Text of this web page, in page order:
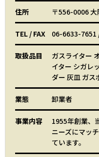
住所 〒556-0006
TEL / FAX 06-6633-7651
取扱品目
ガスライター
イター シガレ
ダー 灰皿 ガス
業態 卸業者
事業内容
1955年創業、
ニーズにマッ
ています。